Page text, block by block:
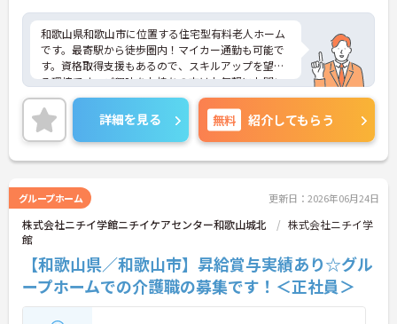
和歌山県和歌山市に位置する住宅型有料老人ホーム
です。最寄駅から徒歩圏内！マイカー通勤も可能で
す。資格取得支援もあるので、スキルアップを望め
る環境です。ご興味をお持ちの方はお気軽にお問い
合わせください。
詳細を見る 無料 紹介してもらう
グループホーム 更新日：2026年06月24日
株式会社ニチイ学館ニチイケアセンター和歌山城北
株式会社ニチイ学
館
【和歌山県／和歌山市】昇給賞与実績あり☆グル
ープホームでの介護職の募集です！＜正社員＞